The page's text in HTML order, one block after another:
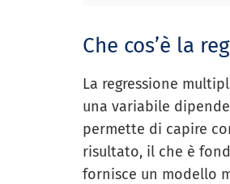
Che cos’è la
La regressione
una variabile
permette di capire
risultato, il che è
fornisce un modello